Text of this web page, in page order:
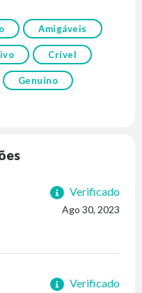
Amigáveis
Crível
Genuíno
Verificado
Ago 30, 2023
Verificado